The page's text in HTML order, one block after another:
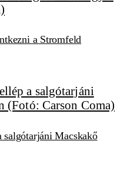
a Stromfeld
salgótarjáni Macskakő